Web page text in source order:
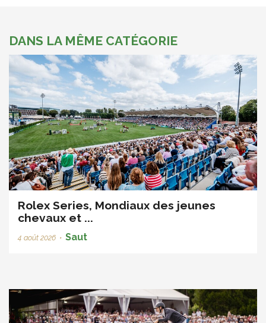
DANS LA MÊME CATÉGORIE
Rolex Series, Mondiaux des jeunes
chevaux et ...
4 août 2026 • Saut